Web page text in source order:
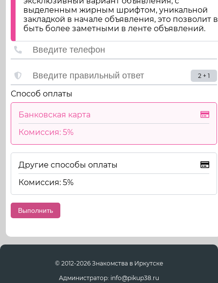
выделенным жирным шрифтом, уникальной
закладкой в начале объявления, это позволит
быть более заметными в ленте объявлений.
2 + 1
Способ оплаты
Банковская карта
Комиссия: 5%
Другие способы оплаты
Комиссия: 5%
© 2012-2026 Знакомства в Иркутске
Администратор: info@pikup38.ru